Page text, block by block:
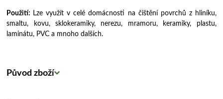
Použití: Lze využít v celé domácnosti na čištění povrchů z hliníku,
smaltu, kovu, sklokeramiky, nerezu, mramoru, keramiky, plastu,
laminátu, PVC a mnoho dalších.
Původ zboží